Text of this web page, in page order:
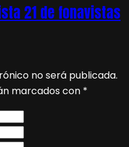
21 de fonavistas
no será publicada.
marcados con *